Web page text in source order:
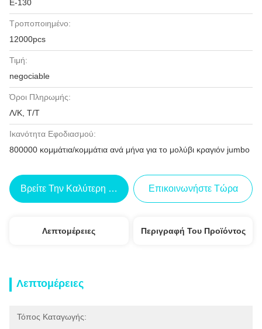
Ε-130
Τροποποιημένο:
12000pcs
Τιμή:
negociable
Όροι Πληρωμής:
Λ/Κ, Τ/Τ
Ικανότητα Εφοδιασμού:
800000 κομμάτια/κομμάτια ανά μήνα για το μολύβι κραγιόν jumbo
Βρείτε Την Καλύτερη Τιμή Επικοινωνήστε Τώρα
Λεπτομέρειες Περιγραφή Του Προϊόντος
Λεπτομέρειες
Τόπος Καταγωγής: